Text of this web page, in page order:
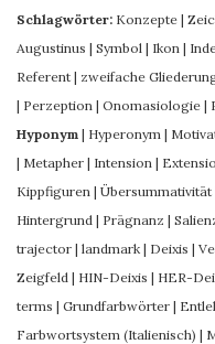
Schlagwörter: Konzepte |
Augustinus | Symbol | Ikon |
Referent | zweifache
| Perzeption | Onomasiologie |
Hyponym | Hyperonym |
| Metapher | Intension |
Kippfiguren | Übersummativität
Hintergrund | Prägnanz |
trajector | landmark | Deixis |
Zeigfeld | HIN-Deixis | HER-
terms | Grundfarbwörter |
Farbwortsystem (Italienisch) |